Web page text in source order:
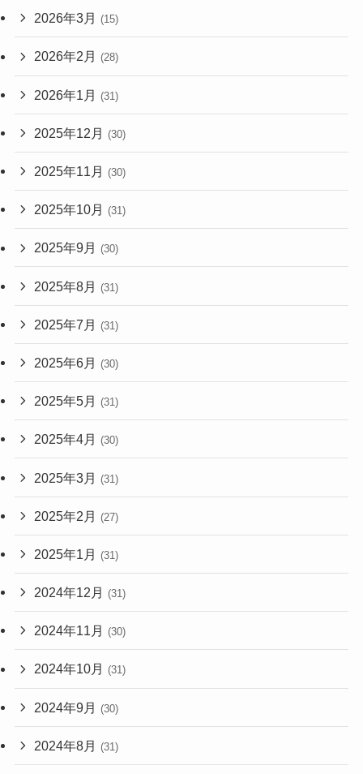
2026年3月 (15)
2026年2月 (28)
2026年1月 (31)
2025年12月 (30)
2025年11月 (30)
2025年10月 (31)
2025年9月 (30)
2025年8月 (31)
2025年7月 (31)
2025年6月 (30)
2025年5月 (31)
2025年4月 (30)
2025年3月 (31)
2025年2月 (27)
2025年1月 (31)
2024年12月 (31)
2024年11月 (30)
2024年10月 (31)
2024年9月 (30)
2024年8月 (31)